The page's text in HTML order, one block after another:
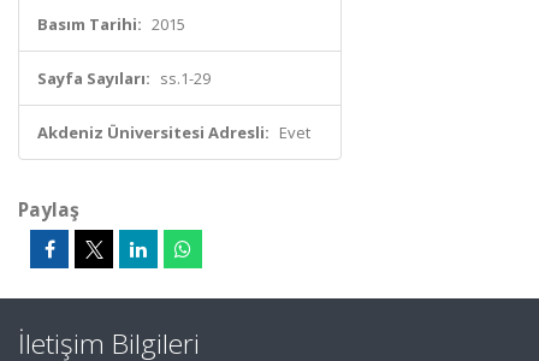
Basım Tarihi: 2015
Sayfa Sayıları: ss.1-29
Akdeniz Üniversitesi Adresli: Evet
Paylaş
İletişim Bilgileri